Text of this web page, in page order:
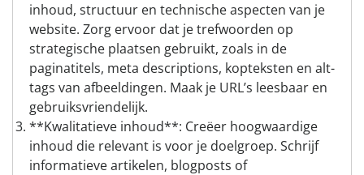
inhoud, structuur en technische aspecten van je
website. Zorg ervoor dat je trefwoorden op
strategische plaatsen gebruikt, zoals in de
paginatitels, meta descriptions, kopteksten en alt-
tags van afbeeldingen. Maak je URL’s leesbaar en
gebruiksvriendelijk.
**Kwalitatieve inhoud**: Creëer hoogwaardige
inhoud die relevant is voor je doelgroep. Schrijf
informatieve artikelen, blogposts of